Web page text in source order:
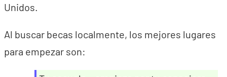
Unidos.
Al buscar becas localmente, los mejores lugares
para empezar son: